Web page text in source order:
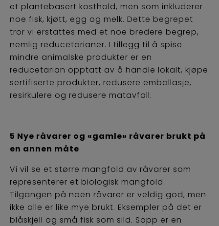
et plantebasert kosthold, men som inkluderer
noe fisk, kjøtt, egg og melk. Dette begrepet
tror vi erstattes med et noe bredere begrep,
nemlig reducetarianer. I tillegg til å spise
mindre animalske produkter er en
reducetarian opptatt av å handle lokalt, kjøpe
sertifiserte produkter, redusere emballasje,
resirkulere og redusere matavfall.
5 Nye råvarer og «gamle» råvarer brukt på
en annen måte
Vi vil se et større mangfold av råvarer som
representerer et biologisk mangfold.
Tilgangen på noen råvarer er veldig god, men
ikke alle er like mye brukt. Eksempler på det er
blåskjell og små fisk som sild. Sopp er en